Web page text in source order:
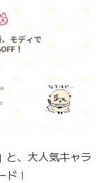
と、大人気キャラ
！